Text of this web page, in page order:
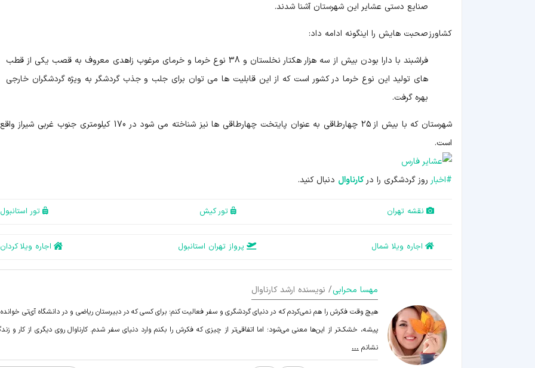
صنایع دستی عشایر این شهرستان آشنا شدند.
کشاورز صحبت هایش را اینگونه ادامه داد:
فراشبند با دارا بودن بیش از سه هزار هکتار نخلستان و 38 نوع خرما و خرمای مرغوب زاهدی معروف به قصب یکی از قطب
های تولید این نوع خرما در کشور است که از این قابلیت ها می توان برای جلب و جذب گردشگر به ویژه گردشگران خارجی
بهره گرفت.
شهرستان که با بیش از 25 چهارطاقی به عنوان پایتخت چهارطاقی ها نیز شناخته می شود در 170 کیلومتری جنوب
است.
#اخبار روز گردشگری را درکارناوال دنبال کنید.
نقشه تهران تور کیش تور استانبول
اجاره ویلا شمال پرواز تهران استانبول اجاره ویلا کردان
مهسا محرابی/ نویسنده ارشد کارناوال
هیچ وقت فکرش را هم نمی‌کردم که در دنیای گردشگری و سفر فعالیت کنم؛ برای کسی که در دبیرستان ریاضی و در دانشگاه آی‌تی خوانده
پیشه، خشک‌تر از این‌ها معنی می‌شود؛ اما اتفاقی‌تر از چیزی که فکرش را بکنم وارد دنیای سفر شدم. کارناوال روی دیگری از کار و
نشانم ...